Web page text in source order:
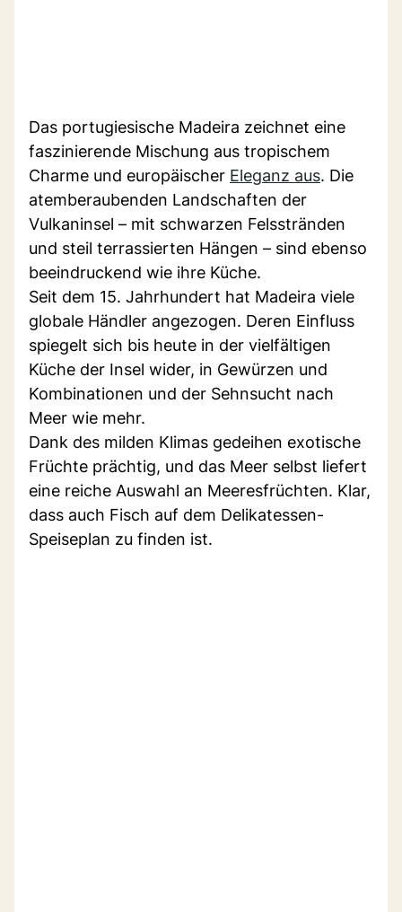
Das portugiesische Madeira zeichnet eine
faszinierende Mischung aus tropischem
Charme und europäischer Eleganz aus. Die
atemberaubenden Landschaften der
Vulkaninsel – mit schwarzen Felsstränden
und steil terrassierten Hängen – sind ebenso
beeindruckend wie ihre Küche.
Seit dem 15. Jahrhundert hat Madeira viele
globale Händler angezogen. Deren Einfluss
spiegelt sich bis heute in der vielfältigen
Küche der Insel wider, in Gewürzen und
Kombinationen und der Sehnsucht nach
Meer wie mehr.
Dank des milden Klimas gedeihen exotische
Früchte prächtig, und das Meer selbst liefert
eine reiche Auswahl an Meeresfrüchten. Klar,
dass auch Fisch auf dem Delikatessen-
Speiseplan zu finden ist.